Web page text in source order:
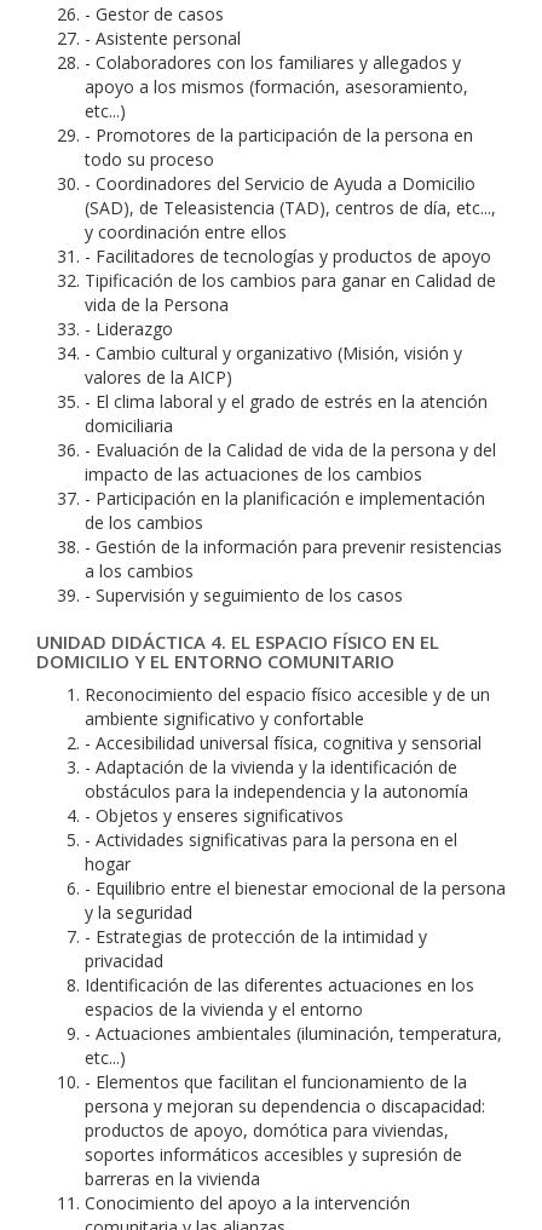
- Gestor de casos
- Asistente personal
- Colaboradores con los familiares y allegados y
apoyo a los mismos (formación, asesoramiento,
etc...)
- Promotores de la participación de la persona en
todo su proceso
- Coordinadores del Servicio de Ayuda a Domicilio
(SAD), de Teleasistencia (TAD), centros de día, etc...,
y coordinación entre ellos
- Facilitadores de tecnologías y productos de apoyo
Tipificación de los cambios para ganar en Calidad de
vida de la Persona
- Liderazgo
- Cambio cultural y organizativo (Misión, visión y
valores de la AICP)
- El clima laboral y el grado de estrés en la atención
domiciliaria
- Evaluación de la Calidad de vida de la persona y del
impacto de las actuaciones de los cambios
- Participación en la planificación e implementación
de los cambios
- Gestión de la información para prevenir resistencias
a los cambios
- Supervisión y seguimiento de los casos
UNIDAD DIDÁCTICA 4. EL ESPACIO FÍSICO EN EL
DOMICILIO Y EL ENTORNO COMUNITARIO
Reconocimiento del espacio físico accesible y de un
ambiente significativo y confortable
- Accesibilidad universal física, cognitiva y sensorial
- Adaptación de la vivienda y la identificación de
obstáculos para la independencia y la autonomía
- Objetos y enseres significativos
- Actividades significativas para la persona en el
hogar
- Equilibrio entre el bienestar emocional de la persona
y la seguridad
- Estrategias de protección de la intimidad y
privacidad
Identificación de las diferentes actuaciones en los
espacios de la vivienda y el entorno
- Actuaciones ambientales (iluminación, temperatura,
etc...)
- Elementos que facilitan el funcionamiento de la
persona y mejoran su dependencia o discapacidad:
productos de apoyo, domótica para viviendas,
soportes informáticos accesibles y supresión de
barreras en la vivienda
Conocimiento del apoyo a la intervención